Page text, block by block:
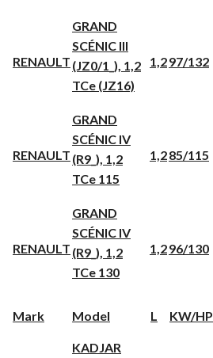
RENAULT
GRAND
SCÉNIC III
(JZ0/1_), 1,2
TCe (JZ16)
1,297/132
RENAULT
GRAND
SCÉNIC IV
(R9_), 1,2
TCe 115
1,285/115
RENAULT
GRAND
SCÉNIC IV
(R9_), 1,2
TCe 130
1,296/130
Mark Model L KW/HP
KADJAR